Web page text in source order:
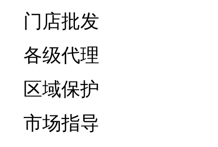
门店批发
各级代理
区域保护
市场指导